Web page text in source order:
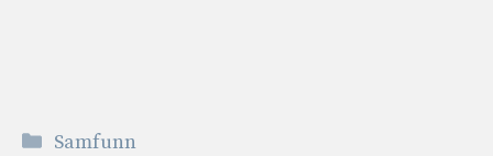
Kategorier
Samfunn